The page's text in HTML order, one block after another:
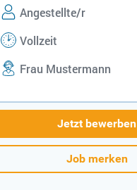
Angestellte/r
Vollzeit
Frau Mustermann
Jetzt bewerben
Job merken